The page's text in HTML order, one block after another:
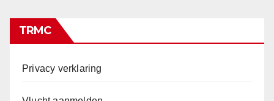
TRMC
Privacy verklaring